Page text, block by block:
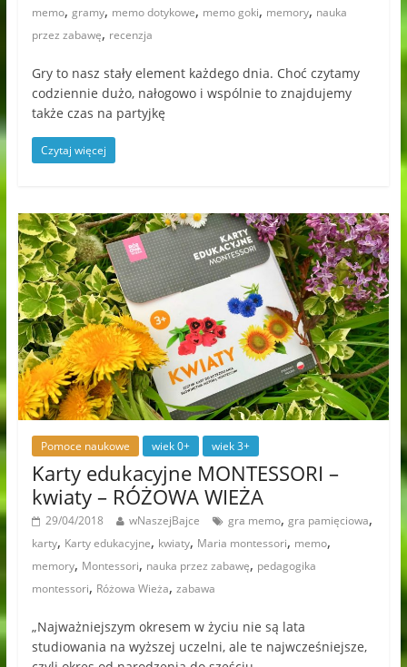
memo, gramy, memo dotykowe, memo goki, memory, nauka
przez zabawę, recenzja
Gry to nasz stały element każdego dnia. Choć czytamy
codziennie dużo, nałogowo i wspólnie to znajdujemy
także czas na partyjkę
Czytaj więcej
Pomoce naukowe wiek 0+ wiek 3+
Karty edukacyjne MONTESSORI –
kwiaty – RÓŻOWA WIEŻA
29/04/2018 wNaszejBajce gra memo, gra pamięciowa,
karty, Karty edukacyjne, kwiaty, Maria montessori, memo,
memory, Montessori, nauka przez zabawę, pedagogika
montessori, Różowa Wieża, zabawa
„Najważniejszym okresem w życiu nie są lata
studiowania na wyższej uczelni, ale te najwcześniejsze,